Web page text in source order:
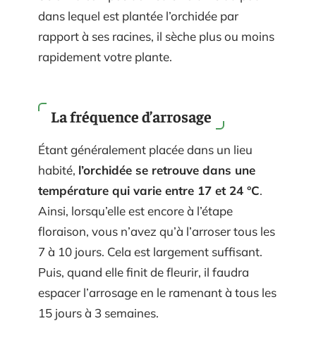
dans lequel est plantée l’orchidée par
rapport à ses racines, il sèche plus ou moins
rapidement votre plante.
La fréquence d’arrosage
Étant généralement placée dans un lieu
habité, l’orchidée se retrouve dans une
température qui varie entre 17 et 24 °C.
Ainsi, lorsqu’elle est encore à l’étape
floraison, vous n’avez qu’à l’arroser tous les
7 à 10 jours. Cela est largement suffisant.
Puis, quand elle finit de fleurir, il faudra
espacer l’arrosage en le ramenant à tous les
15 jours à 3 semaines.